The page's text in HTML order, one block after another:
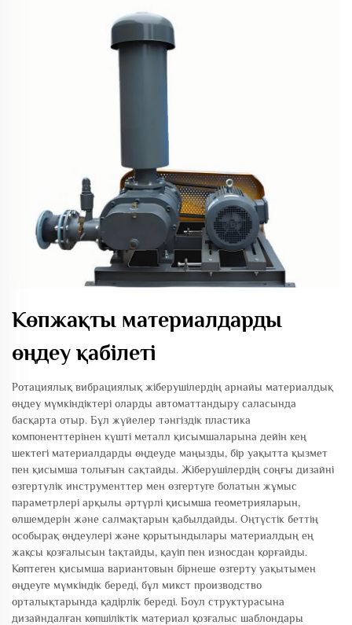
Көпжақты материалдарды
өңдеу қабілеті
Ротациялық вибрациялық жіберушілердің арнайы материалдық
өңдеу мүмкіндіктері оларды автоматтандыру саласында
басқарта отыр. Бұл жүйелер тәнгіздік пластика
компоненттерінен күшті металл қисымшаларына дейін кең
шектегі материалдарды өңдеуде маңызды, бір уақытта қызмет
пен қисымша толығын сақтайды. Жіберушілердің соңғы дизайні
өзгертулік инструменттер мен өзгертуге болатын жұмыс
параметрлері арқылы әртүрлі қисымша геометрияларын,
өлшемдерін және салмақтарын қабылдайды. Оңтүстік беттің
особырақ өңдеулері және қорытындылары материалдың ең
жақсы қозғалысын taқтайды, қауіп пен износдан қорғайды.
Көптеген қисымша вариантовын бірнеше өзгерту уақытымен
өңдеуге мүмкіндік береді, бұл микст производство
орталықтарында қадірлік береді. Боул структурасына
дизайндалған көпшіліктік материал қозғалыс шаблондары